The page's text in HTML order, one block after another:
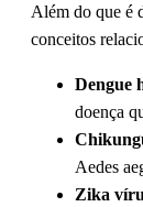
Além do que é
conceitos
Dengue
doença
Aedes
Zika